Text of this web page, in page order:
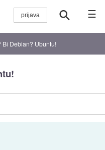
☰
Bi Debian? Ubuntu!